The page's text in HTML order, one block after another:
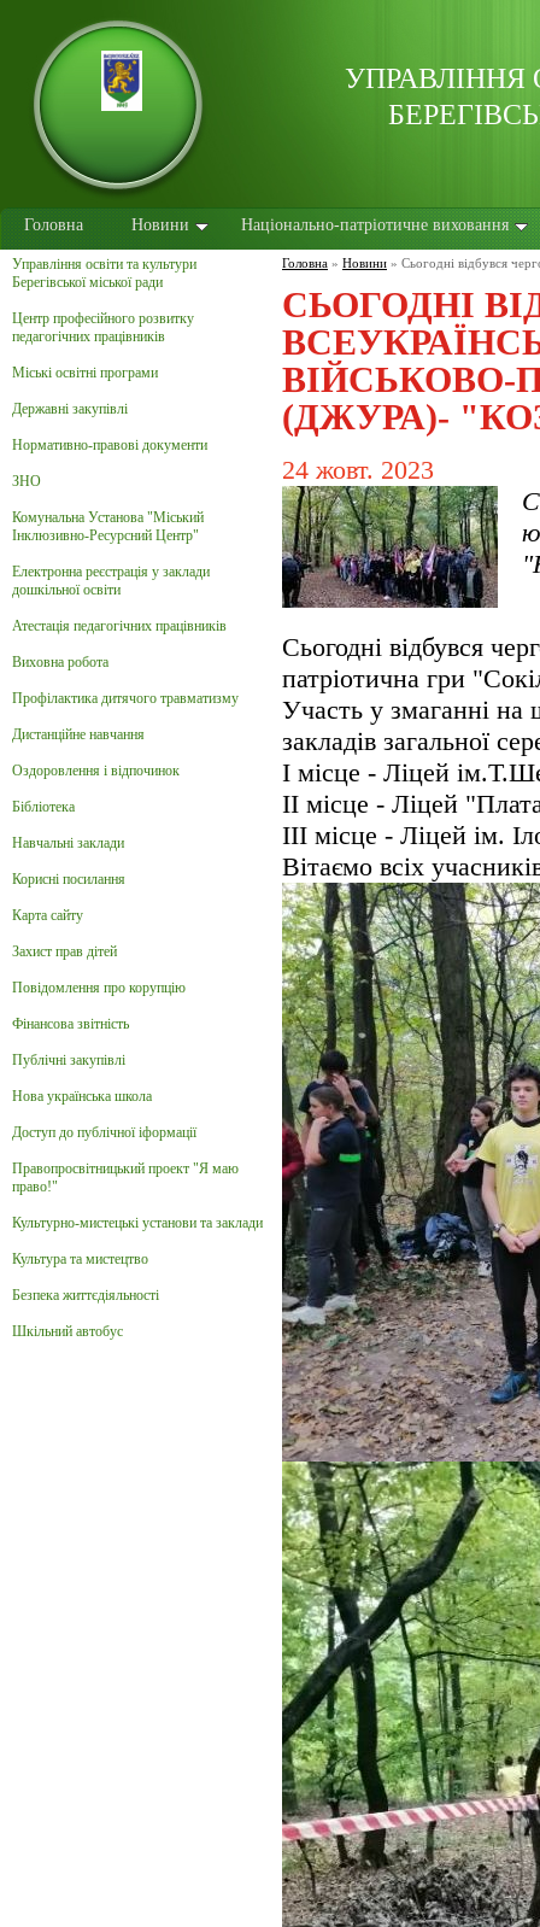
УПРАВЛІННЯ
Головна Новини Національно-патріотичне виховання
Управління освіти та культури
Берегівської міської ради
Центр професійного розвитку
педагогічних працівників
Міські освітні програми
Державні закупівлі
Нормативно-правові документи
ЗНО
Комунальна Установа "Міський
Інклюзивно-Ресурсний Центр"
Електронна реєстрація у заклади
дошкільної освіти
Атестація педагогічних працівників
Виховна робота
Профілактика дитячого травматизму
Дистанційне навчання
Оздоровлення і відпочинок
Бібліотека
Навчальні заклади
Корисні посилання
Карта сайту
Захист прав дітей
Повідомлення про корупцію
Фінансова звітність
Публічні закупівлі
Нова українська школа
Доступ до публічної іформації
Правопросвітницький проект "Я маю
право!"
Культурно-мистецькі установи та заклади
Культура та мистецтво
Безпека життєдіяльності
Шкільний автобус
Головна » Новини » Сьогодні відбувся
СЬОГОДНІ
ВІЙСЬКОВО-
(ДЖУРА)-
24 жовт. 2023
Сьогодні відбувся
патріотична гри
Участь у змаганні на
закладів загальної
І місце - Ліцей
ІІ місце - Ліцей
ІІІ місце - Ліцей ім.
Вітаємо всіх